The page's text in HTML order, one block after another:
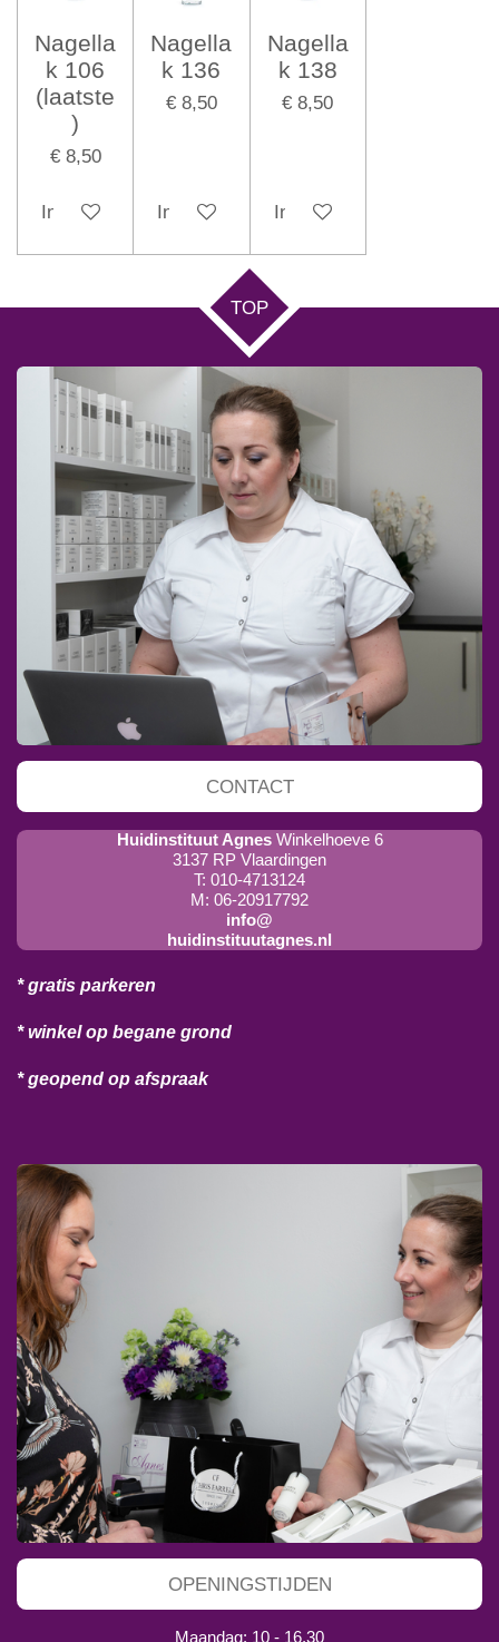
Nagella
k 106
(laatste
)
€ 8,50
In winkelwagen
Nagella
k 136
€ 8,50
In winkelwagen
Nagella
k 138
€ 8,50
In winkelwagen
TOP
CONTACT
Huidinstituut Agnes Winkelhoeve 6
3137 RP Vlaardingen
T: 010-4713124
M: 06-20917792
info@
huidinstituutagnes.nl
* gratis parkeren
* winkel op begane grond
* geopend op afspraak
OPENINGSTIJDEN
Maandag: 10 - 16.30